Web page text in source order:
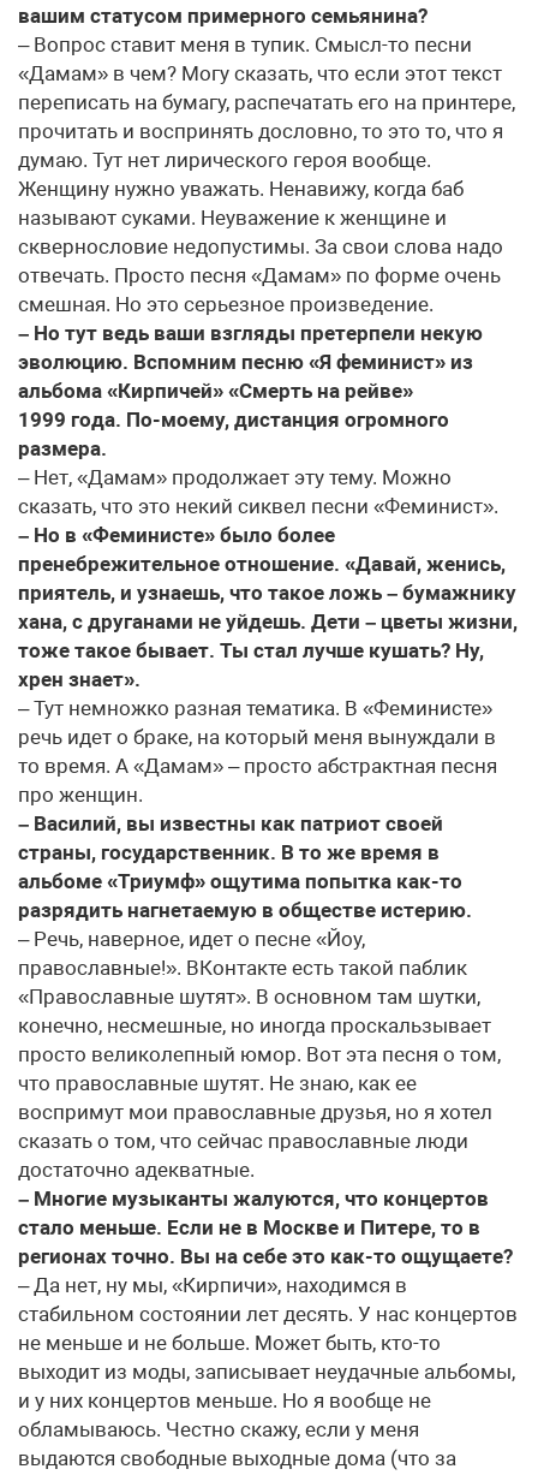
вашим статусом примерного семьянина?
– Вопрос ставит меня в тупик. Смысл-то песни
«Дамам» в чем? Могу сказать, что если этот текст
переписать на бумагу, распечатать его на принтере,
прочитать и воспринять дословно, то это то, что я
думаю. Тут нет лирического героя вообще.
Женщину нужно уважать. Ненавижу, когда баб
называют суками. Неуважение к женщине и
сквернословие недопустимы. За свои слова надо
отвечать. Просто песня «Дамам» по форме очень
смешная. Но это серьезное произведение.
– Но тут ведь ваши взгляды претерпели некую
эволюцию. Вспомним песню «Я феминист» из
альбома «Кирпичей» «Смерть на рейве»
1999 года. По-моему, дистанция огромного
размера.
– Нет, «Дамам» продолжает эту тему. Можно
сказать, что это некий сиквел песни «Феминист».
– Но в «Феминисте» было более
пренебрежительное отношение. «Давай, женись,
приятель, и узнаешь, что такое ложь – бумажнику
хана, с друганами не уйдешь. Дети – цветы жизни,
тоже такое бывает. Ты стал лучше кушать? Ну,
хрен знает».
– Тут немножко разная тематика. В «Феминисте»
речь идет о браке, на который меня вынуждали в
то время. А «Дамам» – просто абстрактная песня
про женщин.
– Василий, вы известны как патриот своей
страны, государственник. В то же время в
альбоме «Триумф» ощутима попытка как-то
разрядить нагнетаемую в обществе истерию.
– Речь, наверное, идет о песне «Йоу,
православные!». ВКонтакте есть такой паблик
«Православные шутят». В основном там шутки,
конечно, несмешные, но иногда проскальзывает
просто великолепный юмор. Вот эта песня о том,
что православные шутят. Не знаю, как ее
воспримут мои православные друзья, но я хотел
сказать о том, что сейчас православные люди
достаточно адекватные.
– Многие музыканты жалуются, что концертов
стало меньше. Если не в Москве и Питере, то в
регионах точно. Вы на себе это как-то ощущаете?
– Да нет, ну мы, «Кирпичи», находимся в
стабильном состоянии лет десять. У нас концертов
не меньше и не больше. Может быть, кто-то
выходит из моды, записывает неудачные альбомы,
и у них концертов меньше. Но я вообще не
обламываюсь. Честно скажу, если у меня
выдаются свободные выходные дома (что за